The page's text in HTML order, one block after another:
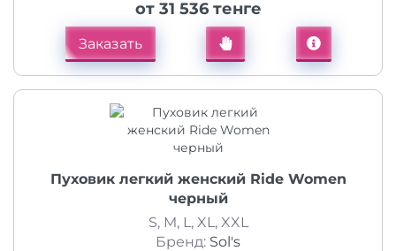
от 31 536 тенге
Заказать
Пуховик легкий женский Ride Women
черный
S, M, L, XL, XXL
Бренд: Sol's